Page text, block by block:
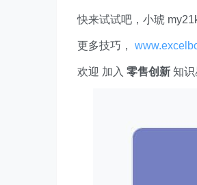
快来试试吧，小琥
更多技巧，
欢迎 加入 零售创新 知识